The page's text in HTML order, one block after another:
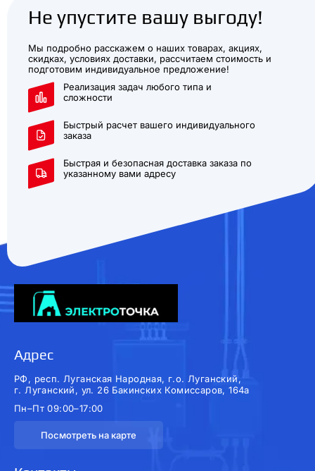
Не упустите вашу выгоду!
Мы подробно расскажем о наших товарах, акциях,
скидках, условиях доставки, рассчитаем стоимость и
подготовим индивидуальное предложение!
Реализация задач любого типа и
сложности
Быстрый расчет вашего индивидуального
заказа
Быстрая и безопасная доставка заказа по
указанному вами адресу
Адрес
РФ, респ. Луганская Народная, г.о. Луганский,
г. Луганский, ул. 26 Бакинских Комиссаров, 164а
Пн–Пт 09:00–17:00
Посмотреть на карте